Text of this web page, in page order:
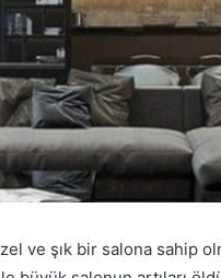
ve şık bir salona sahip